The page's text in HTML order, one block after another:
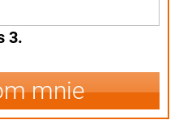
3.
mnie